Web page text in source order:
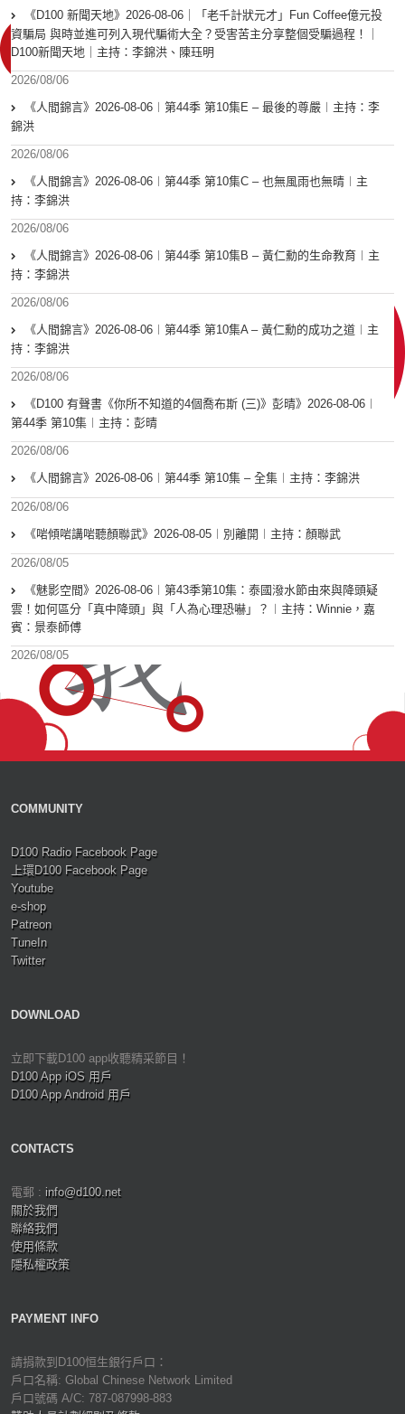
《D100 新聞天地》2026-08-06｜「老千計狀元才」Fun Coffee億元投
資騙局 與時並進可列入現代騙術大全？受害苦主分享整個受騙過程！｜
D100新聞天地｜主持：李錦洪、陳珏明
2026/08/06
《人間錦言》2026-08-06︱第44季 第10集E – 最後的尊嚴︱主持：李
錦洪
2026/08/06
《人間錦言》2026-08-06︱第44季 第10集C – 也無風雨也無晴︱主
持：李錦洪
2026/08/06
《人間錦言》2026-08-06︱第44季 第10集B – 黃仁勳的生命教育︱主
持：李錦洪
2026/08/06
《人間錦言》2026-08-06︱第44季 第10集A – 黃仁勳的成功之道︱主
持：李錦洪
2026/08/06
《D100 有聲書《你所不知道的4個喬布斯 (三)》彭晴》2026-08-06︱
第44季 第10集︱主持：彭晴
2026/08/06
《人間錦言》2026-08-06︱第44季 第10集 – 全集︱主持：李錦洪
2026/08/06
《啱傾啱講啱聽顏聯武》2026-08-05︱別離開︱主持：顏聯武
2026/08/05
《魅影空間》2026-08-06︱第43季第10集：泰國潑水節由來與降頭疑
雲！如何區分「真中降頭」與「人為心理恐嚇」？︱主持：Winnie，嘉
賓：景泰師傅
2026/08/05
COMMUNITY
D100 Radio Facebook Page
上環D100 Facebook Page
Youtube
e-shop
Patreon
TuneIn
Twitter
DOWNLOAD
立即下載D100 app收聽精采節目！
D100 App iOS 用戶
D100 App Android 用戶
CONTACTS
電郵 : info@d100.net
關於我們
聯絡我們
使用條款
隱私權政策
PAYMENT INFO
請捐款到D100恒生銀行戶口：
戶口名稱: Global Chinese Network Limited
戶口號碼 A/C: 787-087998-883